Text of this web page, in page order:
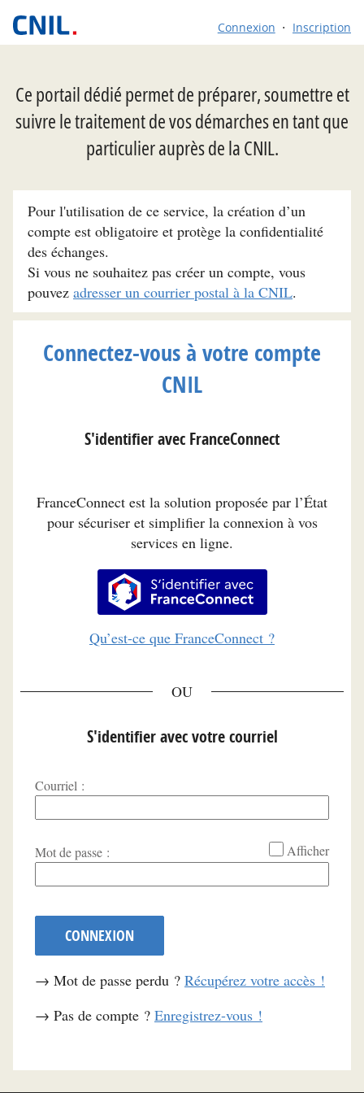
Connexion Inscription
Ce portail dédié permet de préparer, soumettre et
suivre le traitement de vos démarches en tant que
particulier auprès de la CNIL.
Pour l'utilisation de ce service, la création d’un
compte est obligatoire et protège la confidentialité
des échanges.
Si vous ne souhaitez pas créer un compte, vous
pouvez adresser un courrier postal à la CNIL.
Connectez-vous à votre compte
CNIL
S'identifier avec FranceConnect
FranceConnect est la solution proposée par l’État
pour sécuriser et simplifier la connexion à vos
services en ligne.
S’identifier avec
Qu’est-ce que FranceConnect ?
S'identifier avec votre courriel
Courriel :
Mot de passe : Afficher
CONNEXION
→ Mot de passe perdu ? Récupérez votre accès !
→ Pas de compte ? Enregistrez-vous !